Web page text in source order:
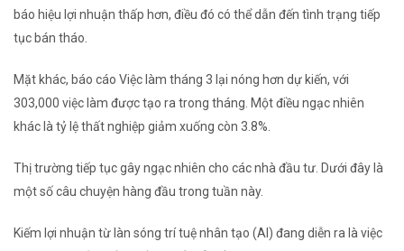
báo hiệu lợi nhuận thấp hơn, điều đó có thể dẫn đến tình trạng tiếp
tục bán tháo.
Mặt khác, báo cáo Việc làm tháng 3 lại nóng hơn dự kiến, với
303,000 việc làm được tạo ra trong tháng. Một điều ngạc nhiên
khác là tỷ lệ thất nghiệp giảm xuống còn 3.8%.
Thị trường tiếp tục gây ngạc nhiên cho các nhà đầu tư. Dưới đây là
một số câu chuyện hàng đầu trong tuần này.
Kiếm lợi nhuận từ làn sóng trí tuệ nhân tạo (AI) đang diễn ra là việc